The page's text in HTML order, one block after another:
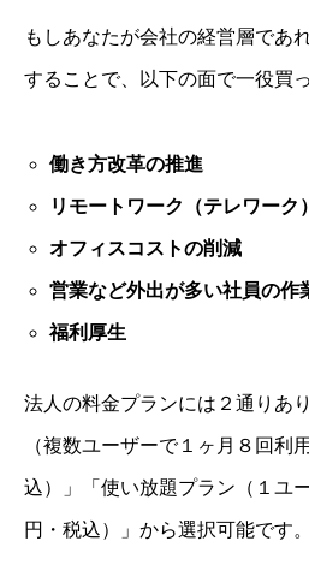
もしあなたが会社の経営層であ
することで、以下の面で一役買
働き方改革の推進
リモートワーク（テレワーク
オフィスコストの削減
営業など外出が多い社員の作
福利厚生
法人の料金プランには２通りあ
（複数ユーザーで１ヶ月８回利
込）」「使い放題プラン（１ユ
円・税込）」から選択可能です。